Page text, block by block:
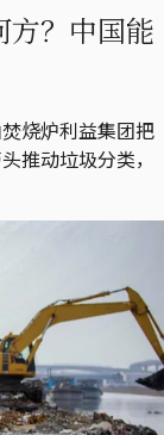
方？中国能
烧炉利益集团把
推动垃圾分类，